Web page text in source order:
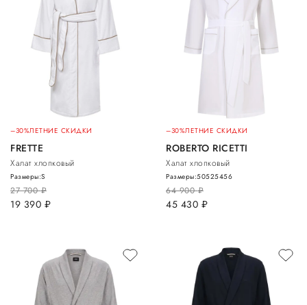
–30%ЛЕТНИЕ СКИДКИ
FRETTE
Халат хлопковый
27 700руб.
19 390 руб.
Размеры:S
–30%ЛЕТНИЕ СКИДКИ
ROBERTO RICETTI
Халат хлопковый
64 900руб.
45 430 руб.
Размеры:50525456